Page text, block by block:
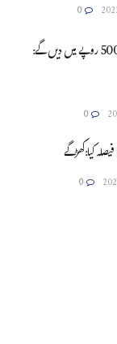
0
گجرات میں حکومت بنی تو ایل پی جی سلنڈر 500 روپے میں دیں گے:
0
کیا:کھڑگے
0